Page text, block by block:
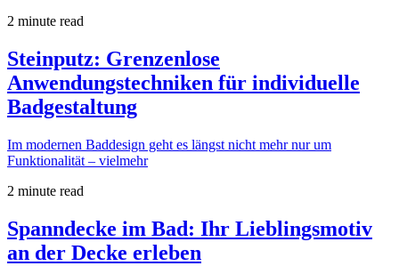
2 minute read
Steinputz: Grenzenlose
Anwendungstechniken für individuelle
Badgestaltung
Im modernen Baddesign geht es längst nicht mehr nur um
Funktionalität – vielmehr
2 minute read
Spanndecke im Bad: Ihr Lieblingsmotiv
an der Decke erleben